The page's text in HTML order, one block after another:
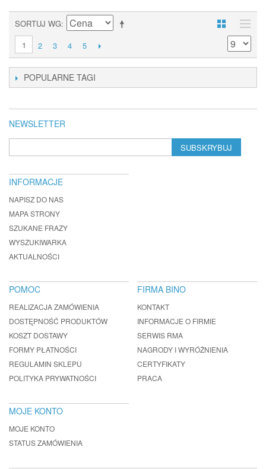
SORTUJ WG
1
2 3 4 5
POPULARNE TAGI
NEWSLETTER
SUBSKRYBUJ
INFORMACJE
NAPISZ DO NAS
MAPA STRONY
SZUKANE FRAZY
WYSZUKIWARKA
AKTUALNOŚCI
POMOC
REALIZACJA ZAMÓWIENIA
DOSTĘPNOŚĆ PRODUKTÓW
KOSZT DOSTAWY
FORMY PŁATNOŚCI
REGULAMIN SKLEPU
POLITYKA PRYWATNOŚCI
FIRMA BINO
KONTAKT
INFORMACJE O FIRMIE
SERWIS RMA
NAGRODY I WYRÓŻNIENIA
CERTYFIKATY
PRACA
MOJE KONTO
MOJE KONTO
STATUS ZAMÓWIENIA